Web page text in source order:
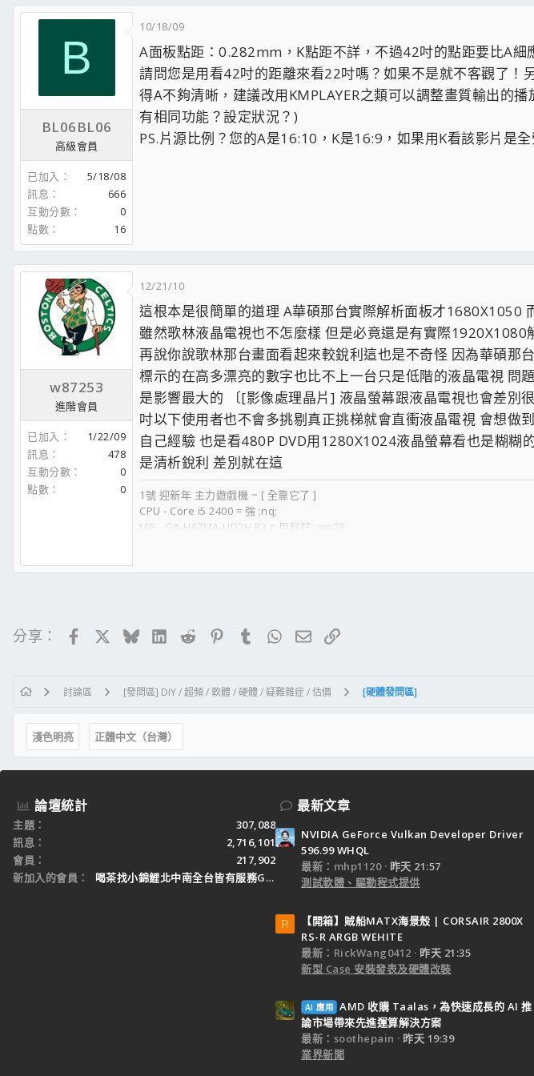
B
BL06BL06
高級會員
已加入
5/18/08
訊息
666
互動分數
0
點數
16
10/18/09
A面板點距：0.282mm，K點距不詳，不過42吋的點距要比A細
請問您是用看42吋的距離來看22吋嗎？如果不是就不客觀了
得A不夠清晰，建議改用KMPLAYER之類可以調整畫質輸出的
有相同功能？設定狀況？)
PS.片源比例？您的A是16:10，K是16:9，如果用K看該影片是
w87253
進階會員
已加入
1/22/09
訊息
478
互動分數
0
點數
0
12/21/10
這根本是很簡單的道理 A華碩那台實際解析面板才1680X1050
雖然歌林液晶電視也不怎麼樣 但是必竟還是有實際
再說你說歌林那台畫面看起來較銳利這也是不奇怪 因為華碩那
標示的在高多漂亮的數字也比不上一台只是低階的液晶電視 問
是影響最大的 〔[影像處理晶片] 液晶螢幕跟液晶電視也會差別
吋以下使用者也不會多挑剔真正挑梯就會直衝液晶電視 會想做
自己經驗 也是看480P DVD用1280X1024液晶螢幕看也是糊
是清析銳利 差別就在這
1號 迎新年 主力遊戲機 ~ [ 全靠它了 ]
CPU - Core i5 2400 = 強 ;nq;
MB - GA-H67MA-UD2H B3 = 用料好 ;em28;
VGA - 技嘉 GTX460 OC版 1GB = 好虛 ;oq;
MB - GA-8I945GMH-RH
VGA - GIGABYTE 7600GS 256MB 靜音版= 確定過保掛了;em44;
POWER - ASUS 450W冷光風扇 = 別人代工的東西
機殼 - 立光 蝙蝠俠
分享： FacebookBlueskyLinkedIn
RedditPinterestTumblrWhatsApp
電子郵件
連結
討論區 [發問區] DIY / 超頻 / 軟體 / 硬體 / 疑難雜症 / 估價 [硬體發問區]
淺色明亮 正體中文（台灣）
論壇統計
主題
307,088
訊息
2,716,101
會員
217,902
新加入的會員
喝茶找小錦鯉北中南全台皆有服務Gleezy：tw3
最新文章
NVIDIA GeForce Vulkan Developer Driver
596.99 WHQL
最新：mhp1120
昨天 21:57
測試軟體、驅動程式提供
R
【開箱】賊船MATX海景殼 | CORSAIR 2800X
RS-R ARGB WEHITE
最新：RickWang0412
昨天 21:35
新型 Case 安裝發表及硬體改裝
AI 應用 AMD 收購 Taalas，為快速成長的 AI 推
論市場帶來先進運算解決方案
最新：soothepain
昨天 19:39
業界新聞